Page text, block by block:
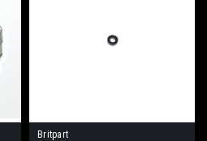
Britpart